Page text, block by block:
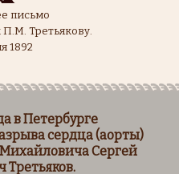
письмо
П.М. Третьякову.
1892
в Петербурге
сердца (аорты)
Сергей